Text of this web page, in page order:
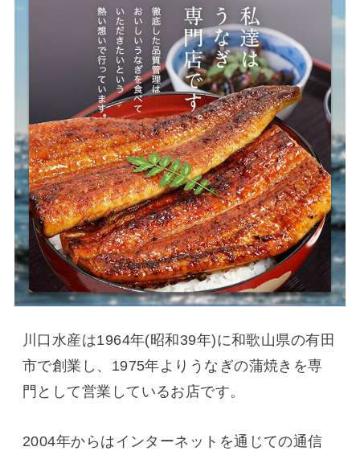
川口水産は1964年(昭和39年)に和歌山県の有田
市で創業し、1975年よりうなぎの蒲焼きを専
門として営業しているお店です。
2004年からはインターネットを通じての通信